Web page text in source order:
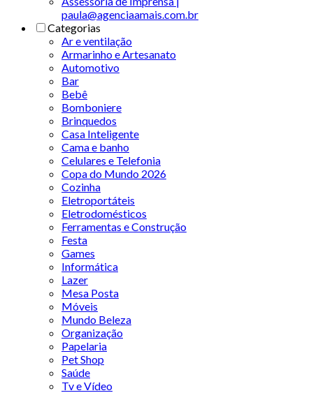
paula@agenciaamais.com.br
Categorias
Ar e ventilação
Armarinho e Artesanato
Automotivo
Bar
Bebê
Bomboniere
Brinquedos
Casa Inteligente
Cama e banho
Celulares e Telefonia
Copa do Mundo 2026
Cozinha
Eletroportáteis
Eletrodomésticos
Ferramentas e Construção
Festa
Games
Informática
Lazer
Mesa Posta
Móveis
Mundo Beleza
Organização
Papelaria
Pet Shop
Saúde
Tv e Vídeo